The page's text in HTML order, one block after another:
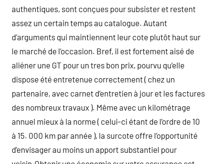
authentiques, sont conçues pour subsister et restent
assez un certain temps au catalogue. Autant
d’arguments qui maintiennent leur cote plutôt haut sur
le marché de l’occasion. Bref, il est fortement aisé de
aliéner une GT pour un tres bon prix, pourvu qu’elle
dispose été entretenue correctement ( chez un
partenaire, avec carnet d’entretien à jour et les factures
des nombreux travaux ). Même avec un kilométrage
annuel mieux à la norme ( celui-ci étant de l’ordre de 10
à 15. 000 km par année ), la surcote offre l’opportunité
d’envisager au moins un apport substantiel pour